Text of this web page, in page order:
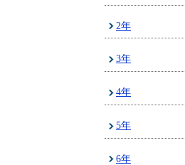
2年
3年
4年
5年
6年